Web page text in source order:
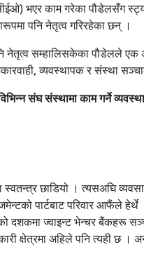
भएर काम गरेका पौडेलसँग
पनि नेतृत्व गरिरहेका छन् ।
सम्हालिसकेका पौडेलले
व्यवस्थापक र संस्था
संघ संस्थामा काम गर्ने
छाडियो । त्यसअघि
पार्टबाट परिवार आफैंले
दशकमा ज्वाइन्ट भेन्चर बैंकहरू
क्षेत्रमा अहिले पनि त्यही छ